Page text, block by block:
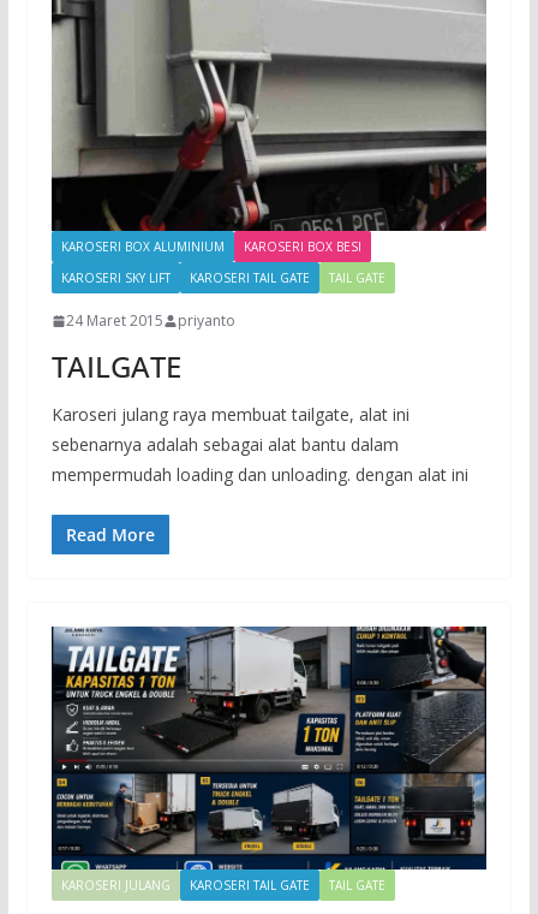
KAROSERI BOX ALUMINIUM
KAROSERI BOX BESI
KAROSERI SKY LIFT
KAROSERI TAIL GATE TAIL GATE
24 Maret 2015 priyanto
TAILGATE
Karoseri julang raya membuat tailgate, alat ini
sebenarnya adalah sebagai alat bantu dalam
mempermudah loading dan unloading. dengan alat ini
Read More
KAROSERI JULANG KAROSERI TAIL GATE TAIL GATE